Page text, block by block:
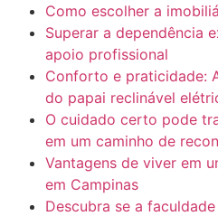
Como escolher a
Superar a dependência
apoio profissional
Conforto e praticidade:
do papai reclinável
O cuidado certo pode
em um caminho de
Vantagens de viver em
em Campinas
Descubra se a